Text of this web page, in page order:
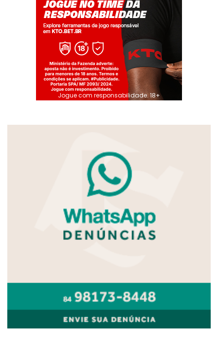
Jogue com responsabilidade. 18+